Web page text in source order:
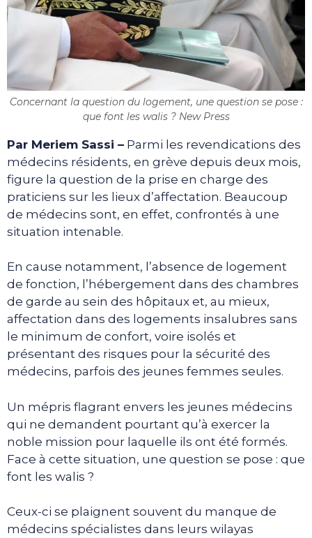
Concernant la question du logement, une question se pose :
que font les walis ? New Press
Par Meriem Sassi – Parmi les revendications des
médecins résidents, en grève depuis deux mois,
figure la question de la prise en charge des
praticiens sur les lieux d’affectation. Beaucoup
de médecins sont, en effet, confrontés à une
situation intenable.
En cause notamment, l’absence de logement
de fonction, l’hébergement dans des chambres
de garde au sein des hôpitaux et, au mieux,
affectation dans des logements insalubres sans
le minimum de confort, voire isolés et
présentant des risques pour la sécurité des
médecins, parfois des jeunes femmes seules.
Un mépris flagrant envers les jeunes médecins
qui ne demandent pourtant qu’à exercer la
noble mission pour laquelle ils ont été formés.
Face à cette situation, une question se pose : que
font les walis ?
Ceux-ci se plaignent souvent du manque de
médecins spécialistes dans leurs wilayas